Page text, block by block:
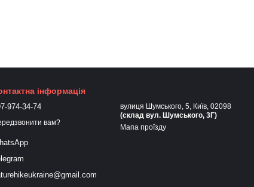
інформація
974-34-74
вам?
вулиця Шумського, 5, Київ, 02098
(склад вул. Шумського, 3Г)
Мапа проїзду